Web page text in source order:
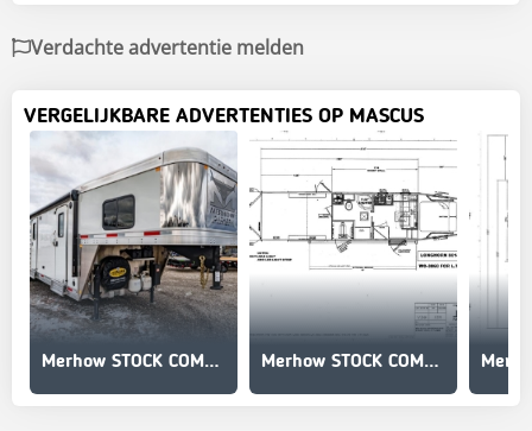
Verdachte advertentie melden
VERGELIJKBARE ADVERTENTIES OP MASCUS
Merhow STOCK COMBO NON-STANDARD FLOOR PLAN Merhow STOCK COMBO NON-STANDARD FLOOR PLAN